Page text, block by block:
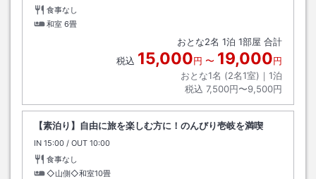
食事なし
和室 6畳
おとな2名 1泊 1部屋 合計
税込 15,000円 〜 19,000円
おとな1名 (2名1室)｜ 1泊
税込 7,500円〜9,500円
【素泊り】自由に旅を楽しむ方に！のんびり壱岐を満喫
IN チェックイン
15:00 / OUT チェックアウト
10:00
食事なし
◇山側◇和室10畳